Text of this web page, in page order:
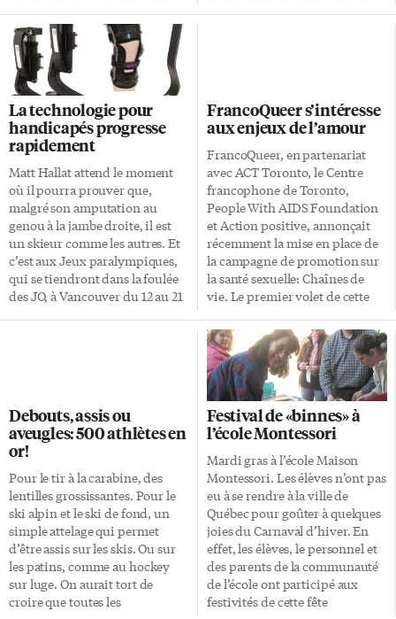
an. L’enfant inscrit dans le
rythme des saisons l’histoire de
sa vie. Il se souvient qu’il est allé
à la plage pour essayer son
nouveau cerf-volant, les odeurs
des feuilles mortes fraîchement
tombées se sont gravées dans sa
mémoire olfactive, la fois où il
[…]
l’auteur des livres pour enfants
Les aventures de Mickey,
Taggy, Puppo et Cica. Ils
retracent les aventures de
quatre animaux représentatifs
de la multi-culturalité
canadienne. Cette série de 20
[…]
La technologie pour
handicapés progresse
rapidement
Matt Hallat attend le moment
où il pourra prouver que,
malgré son amputation au
genou à la jambe droite, il est
un skieur comme les autres. Et
c’est aux Jeux paralympiques,
qui se tiendront dans la foulée
des JO, à Vancouver du 12 au 21
Et on ne risque pas de les
manquer… «La mode est
actuellement de tout montrer.
S’équiper ainsi coûte très
cher et les sportifs sont fiers […]
FrancoQueer s’intéresse
aux enjeux de l’amour
FrancoQueer, en partenariat
avec ACT Toronto, le Centre
francophone de Toronto,
People With AIDS Foundation
et Action positive, annonçait
récemment la mise en place de
la campagne de promotion sur
la santé sexuelle: Chaînes de
vie. Le premier volet de cette
au printemps 2010, rejoindra
les clientèles étudiantes âgées
de 16 à 30 ans. Grâce à une série
de partenariats entre les
conseils scolaires publique et
catholique, le collège Boréal et
le collège universitaire
Glendon, les jeunes
francophones seront
sensibilisés, à travers des
forums-discussions aux enjeux
de l’amour, de la sexualité et des
infections transmissibles
sexuellement (ITS) […]
Debouts, assis ou
aveugles: 500 athlètes en
or!
Pour le tir à la carabine, des
lentilles grossissantes. Pour le
ski alpin et le ski de fond, un
simple attelage qui permet
d’être assis sur les skis. Ou sur
les patins, comme au hockey
sur luge. On aurait tort de
croire que toutes les
Festival de «binnes» à
l’école Montessori
Mardi gras à l’école Maison
Montessori. Les élèves n’ont pas
eu à se rendre à la ville de
Québec pour goûter à quelques
joies du Carnaval d’hiver. En
effet, les élèves, le personnel et
des parents de la communauté
de l’école ont participé aux
festivités de cette fête